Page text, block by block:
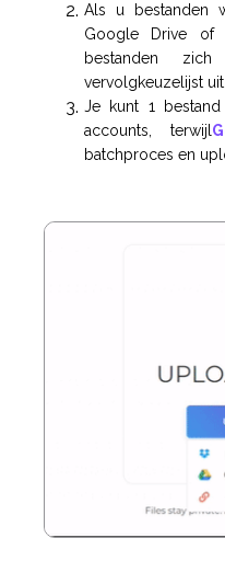
Als u bestanden
Google Drive of
bestanden
vervolgkeuzelijst
Je kunt 1
accounts, terwijl
batchproces en